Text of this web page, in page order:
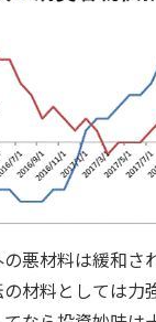
悪材料は緩和さ
材料としては力